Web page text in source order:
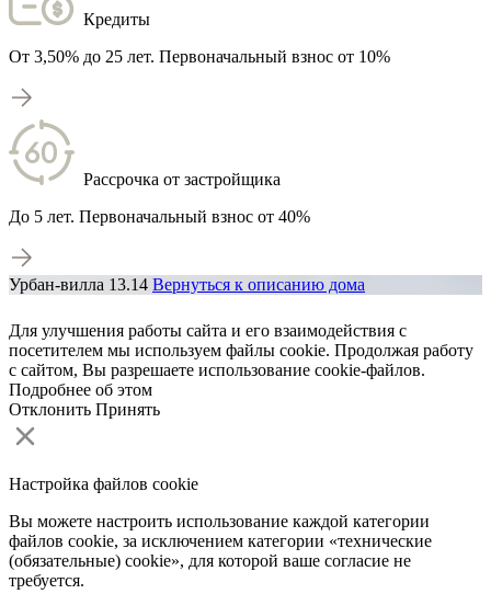
Кредиты
От 3,50% до 25 лет. Первоначальный взнос от 10%
Рассрочка от застройщика
До 5 лет. Первоначальный взнос от 40%
Урбан-вилла 13.14 Вернуться к описанию дома
Для улучшения работы сайта и его взаимодействия с
посетителем мы используем файлы cookie. Продолжая работу
с сайтом, Вы разрешаете использование cookie-файлов.
Подробнее об этом
Отклонить Принять
Настройка файлов cookie
Вы можете настроить использование каждой категории
файлов cookie, за исключением категории «технические
(обязательные) cookie», для которой ваше согласие не
требуется.